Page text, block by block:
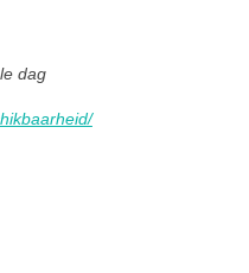
dag